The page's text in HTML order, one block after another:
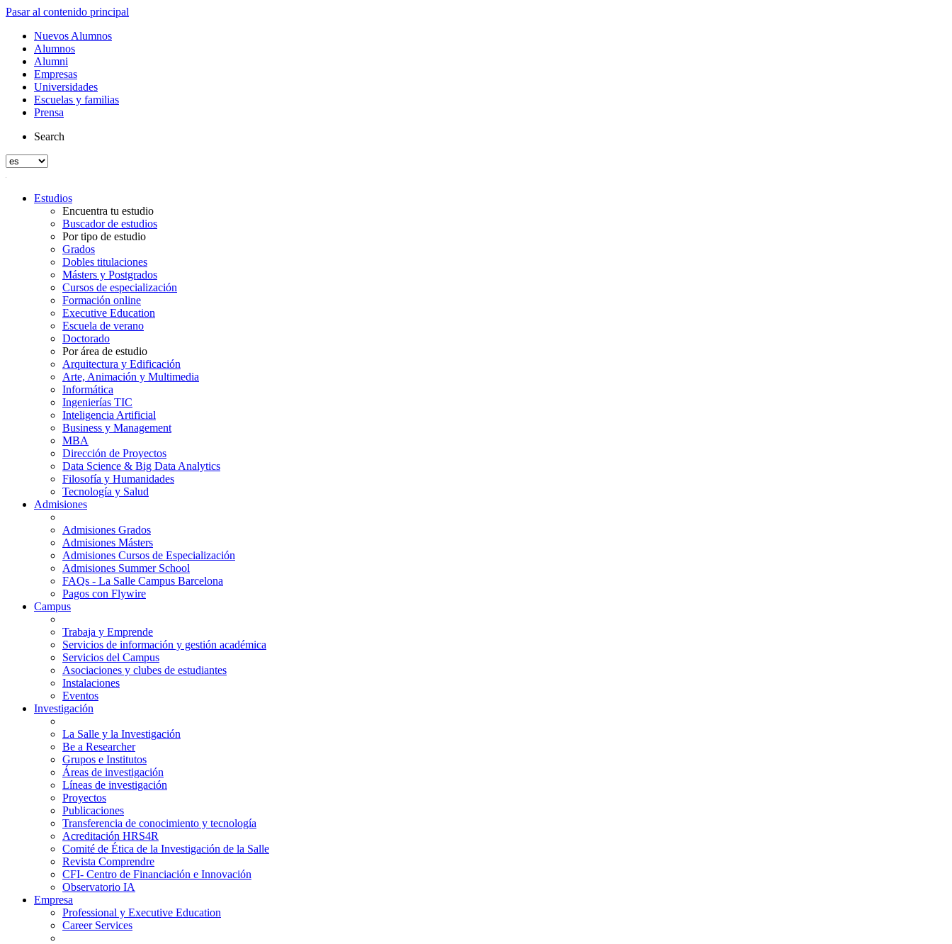
Pasar al contenido principal
Nuevos Alumnos
Alumnos
Alumni
Empresas
Universidades
Escuelas y familias
Prensa
Search
Estudios
Encuentra tu estudio
Buscador de estudios
Por tipo de estudio
Grados
Dobles titulaciones
Másters y Postgrados
Cursos de especialización
Formación online
Executive Education
Escuela de verano
Doctorado
Por área de estudio
Arquitectura y Edificación
Arte, Animación y Multimedia
Informática
Ingenierías TIC
Inteligencia Artificial
Business y Management
MBA
Dirección de Proyectos
Data Science & Big Data Analytics
Filosofía y Humanidades
Tecnología y Salud
Admisiones
Admisiones Grados
Admisiones Másters
Admisiones Cursos de Especialización
Admisiones Summer School
FAQs - La Salle Campus Barcelona
Pagos con Flywire
Campus
Trabaja y Emprende
Servicios de información y gestión académica
Servicios del Campus
Asociaciones y clubes de estudiantes
Instalaciones
Eventos
Investigación
La Salle y la Investigación
Be a Researcher
Grupos e Institutos
Áreas de investigación
Líneas de investigación
Proyectos
Publicaciones
Transferencia de conocimiento y tecnología
Acreditación HRS4R
Comité de Ética de la Investigación de la Salle
Revista Comprendre
CFI- Centro de Financiación e Innovación
Observatorio IA
Empresa
Professional y Executive Education
Career Services